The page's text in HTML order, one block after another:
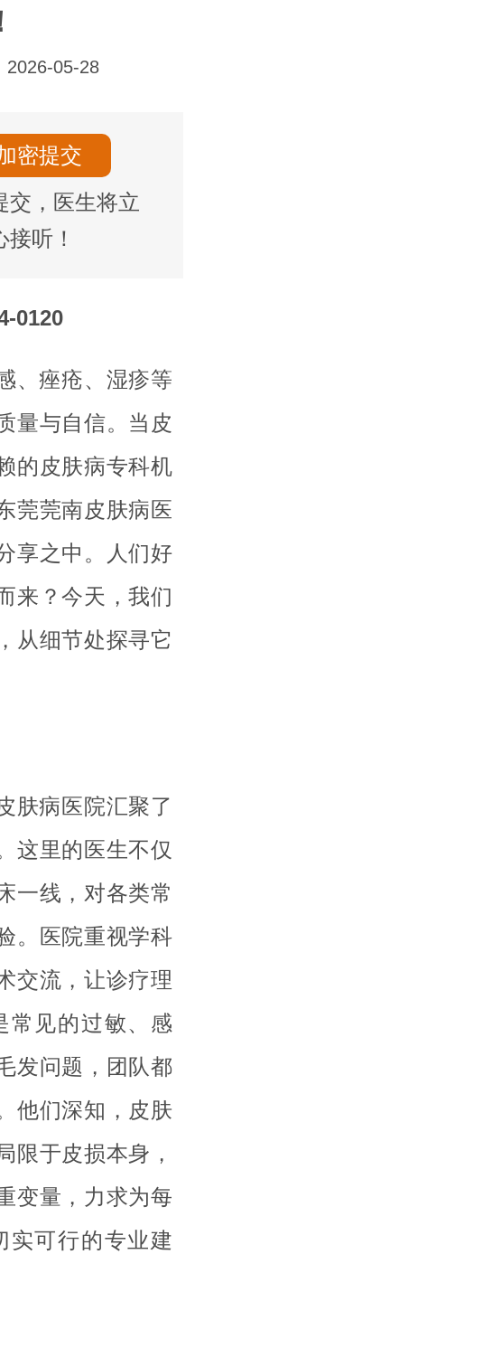
2026-05-28
交，医生将立
接听！
0120
、痤疮、湿疹等
量与自信。当皮
的皮肤病专科机
莞莞南皮肤病医
享之中。人们好
来？今天，我们
从细节处探寻它
肤病医院汇聚了
这里的医生不仅
一线，对各类常
。医院重视学科
交流，让诊疗理
常见的过敏、感
发问题，团队都
他们深知，皮肤
限于皮损本身，
变量，力求为每
实可行的专业建